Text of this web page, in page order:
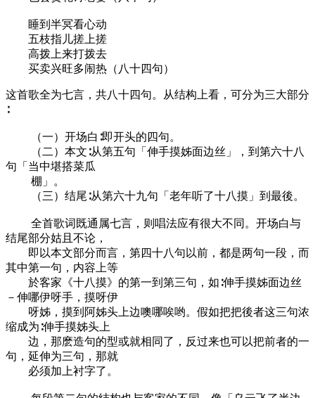
睡到半冥看心动
五枝指儿搓上搓
高拨上来打拨去
买卖兴旺多闹热（八十四句）
这首歌全为七言，共八十四句。从结构上看，可分为三大部分
∶
（一）开场白∶即开头的四句。
（二）本文∶从第五句「伸手摸姊面边丝」，到第六十八
句「当中堪搭菜瓜
棚」。
（三）结尾∶从第六十九句「老年听了十八摸」到最後。
全首歌词既通属七言，则唱法应有很大不同。开场白与
结尾部分姑且不论，
即以本文部分而言，第四十八句以前，都是两句一段，而
其中第一句，内容上等
於客家《十八摸》的第一到第三句，如∶伸手摸姊面边丝
－伸哪伊呀手，摸呀伊
呀姊，摸到阿姊头上边噢哪唉哟。假如把把後者这三句浓
缩成为∶伸手摸姊头上
边，那麽造句的型或就相同了，反过来也可以把前者的一
句，延伸为三句，那就
必须加上衬字了。